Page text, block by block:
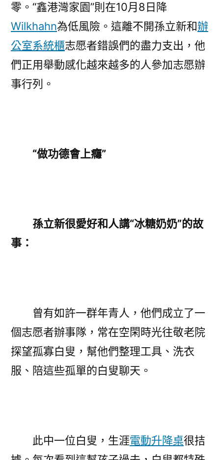
零。“鑫港灣家園”則在10月8日降
Wilkhahn為低風險。這離不開孫立新和辦
公室系統櫃志愿者錯誤們的盡力支出，他
們正用舉動感化越來越多的人參加志愿辦
事行列。
“做功德會上癮”
孫立新很愛好和人講“冰糖奶奶”的故
事：
曾有如許一群年青人，他們成立了一
個志愿者辦事隊，常在空閑時光往敬老院
探望孤寡白叟，幫他們整理工具、洗衣
服、陪這些孤單的白叟聊天。
此中一位白叟，生涯電動升降桌很拮